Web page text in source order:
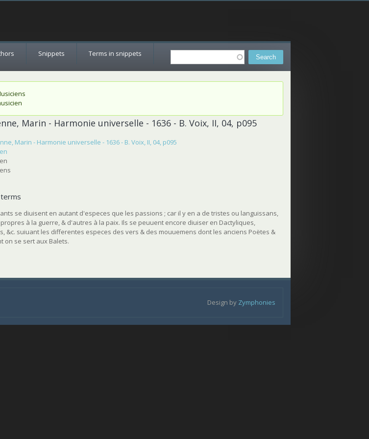
Search
Snippets Terms in snippets
Marin - Harmonie universelle - 1636 - B. Voix, II, 04, p095
Marin - Harmonie universelle - 1636 - B. Voix, II, 04, p095
se diuisent en autant d'especes que les passions ; car il y en a de tristes ou languissans,
à la guerre, & d'autres à la paix. Ils se peuuent encore diuiser en Dactyliques,
&c. suiuant les differentes especes des vers & des mouuemens dont les anciens Poëtes &
on se sert aux Balets.
Design by Zymphonies